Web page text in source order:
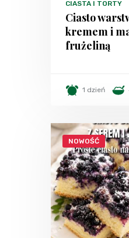
CIASTA I TORTY
Ciasto
kremem i
frużeliną
1 dzień
NOWOŚĆ